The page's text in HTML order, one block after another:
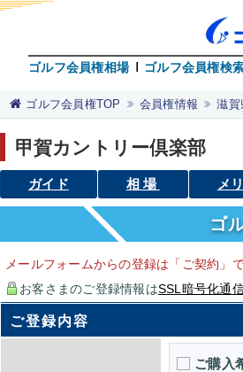
ゴルフ会員権相場 ゴルフ会員権検
ゴルフ会員権TOP 会員権情報 滋賀
甲賀カントリー倶楽部
ガイド 相場 メ
ゴ
メールフォームからの登録は「ご契約」
お客さまのご登録情報はSSL暗号化通
ご登録内容
ご購入